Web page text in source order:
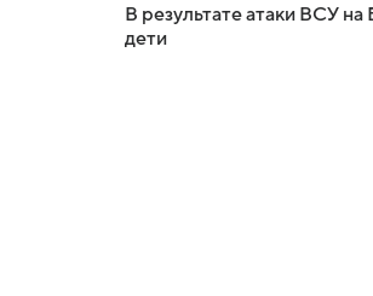
В результате атаки ВСУ
дети